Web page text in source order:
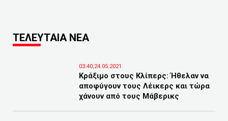
ΤΕΛΕΥΤΑΙΑ ΝΕΑ
03:40,24.05.2021
Κράξιμο στους Κλίπερς: Ήθελαν να
αποφύγουν τους Λέικερς και τώρα
χάνουν από τους Μάβερικς